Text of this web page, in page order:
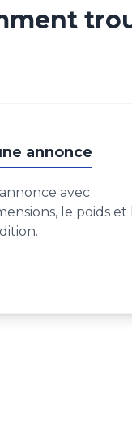
annonce
avec
le poids et